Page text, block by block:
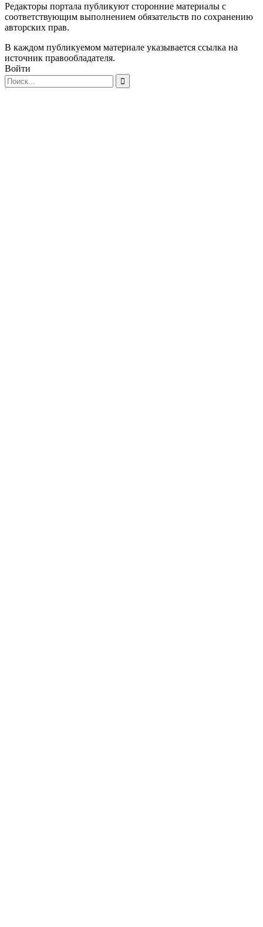
Редакторы портала публикуют сторонние материалы с
соответствующим выполнением обязательств по сохранению
авторских прав.
В каждом публикуемом материале указывается ссылка на
источник правообладателя.
Войти